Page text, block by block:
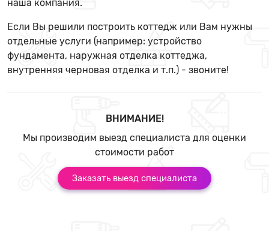
наша компания.
Если Вы решили построить коттедж или Вам нужны
отдельные услуги (например: устройство
фундамента, наружная отделка коттеджа,
внутренняя черновая отделка и т.п.) - звоните!
ВНИМАНИЕ!
Мы производим выезд специалиста для оценки
стоимости работ
Заказать выезд специалиста